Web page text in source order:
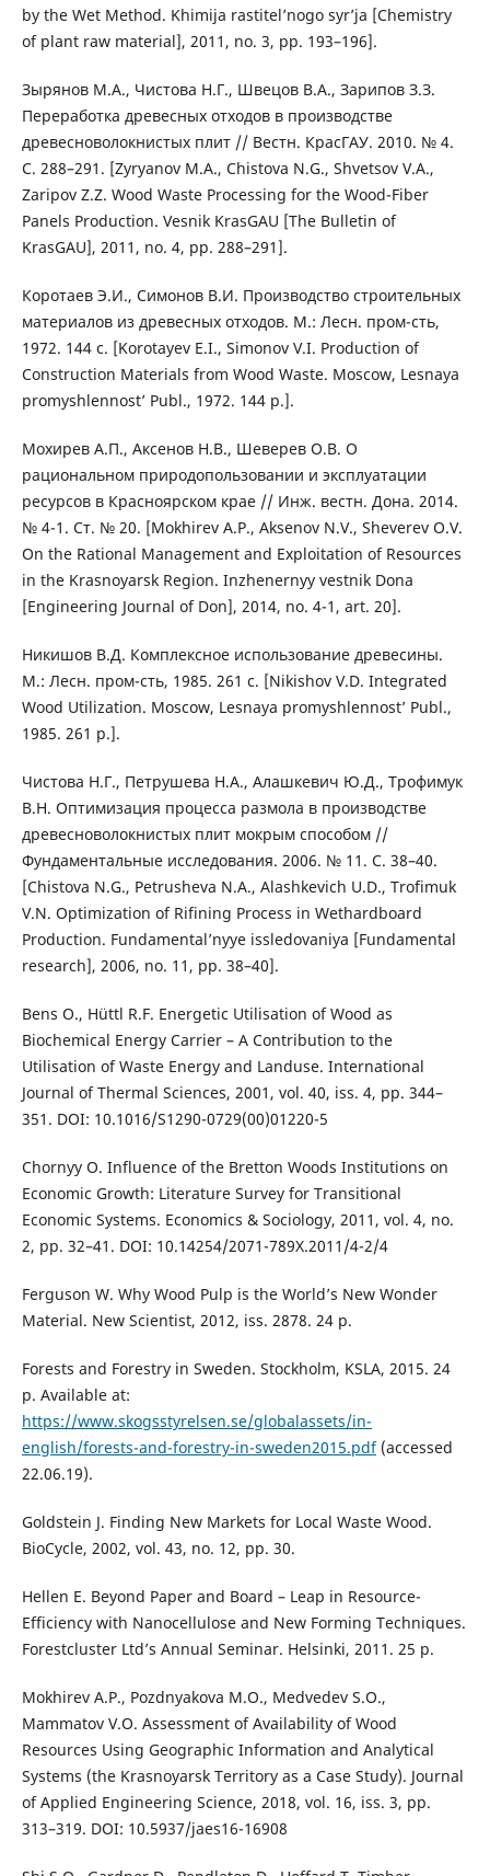
by the Wet Method. Khimija rastitel’nogo syr’ja [Chemistry
of plant raw material], 2011, no. 3, pp. 193–196].
Зырянов М.А., Чистова Н.Г., Швецов В.А., Зарипов З.З.
Переработка древесных отходов в производстве
древесноволокнистых плит // Вестн. КрасГАУ. 2010. № 4.
С. 288–291. [Zyryanov M.A., Chistova N.G., Shvetsov V.A.,
Zaripov Z.Z. Wood Waste Processing for the Wood-Fiber
Panels Production. Vesnik KrasGAU [The Bulletin of
KrasGAU], 2011, no. 4, pp. 288–291].
Коротаев Э.И., Симонов В.И. Производство строительных
материалов из древесных отходов. М.: Лесн. пром-сть,
1972. 144 с. [Korotayev E.I., Simonov V.I. Production of
Construction Materials from Wood Waste. Moscow, Lesnaya
promyshlennost’ Publ., 1972. 144 p.].
Мохирев А.П., Аксенов Н.В., Шеверев О.В. О
рациональном природопользовании и эксплуатации
ресурсов в Красноярском крае // Инж. вестн. Дона. 2014.
№ 4-1. Ст. № 20. [Mokhirev A.P., Aksenov N.V., Sheverev O.V.
On the Rational Management and Exploitation of Resources
in the Krasnoyarsk Region. Inzhenernyy vestnik Dona
[Engineering Journal of Don], 2014, no. 4-1, art. 20].
Никишов В.Д. Комплексное использование древесины.
М.: Лесн. пром-сть, 1985. 261 с. [Nikishov V.D. Integrated
Wood Utilization. Moscow, Lesnaya promyshlennost’ Publ.,
1985. 261 p.].
Чистова Н.Г., Петрушева Н.А., Алашкевич Ю.Д., Трофимук
В.Н. Оптимизация процесса размола в производстве
древесноволокнистых плит мокрым способом //
Фундаментальные исследования. 2006. № 11. С. 38–40.
[Chistova N.G., Petrusheva N.A., Alashkevich U.D., Trofimuk
V.N. Optimization of Rifining Process in Wethardboard
Production. Fundamental’nyye issledovaniya [Fundamental
research], 2006, no. 11, pp. 38–40].
Bens O., Hüttl R.F. Energetic Utilisation of Wood as
Biochemical Energy Carrier – A Contribution to the
Utilisation of Waste Energy and Landuse. International
Journal of Thermal Sciences, 2001, vol. 40, iss. 4, pp. 344–
351. DOI: 10.1016/S1290-0729(00)01220-5
Chornyy O. Influence of the Bretton Woods Institutions on
Economic Growth: Literature Survey for Transitional
Economic Systems. Economics & Sociology, 2011, vol. 4, no.
2, pp. 32–41. DOI: 10.14254/2071-789X.2011/4-2/4
Fergusоn W. Why Wood Pulp is the World’s New Wonder
Material. New Scientist, 2012, iss. 2878. 24 p.
Forests and Forestry in Sweden. Stockholm, KSLA, 2015. 24
p. Available at:
https://www.skogsstyrelsen.se/globalassets/in-
english/forests-and-forestry-in-sweden2015.pdf(accessed
22.06.19).
Goldstein J. Finding New Markets for Local Waste Wood.
BioCycle, 2002, vol. 43, no. 12, pp. 30.
Hellen E. Beyond Paper and Board – Leap in Resource-
Efficiency with Nanocellulose and New Forming Techniques.
Forestcluster Ltd’s Annual Seminar. Helsinki, 2011. 25 p.
Mokhirev A.P., Pozdnyakova M.O., Medvedev S.O.,
Mammatov V.O. Assessment of Availability of Wood
Resources Using Geographic Information and Analytical
Systems (the Krasnoyarsk Territory as a Case Study). Journal
of Applied Engineering Science, 2018, vol. 16, iss. 3, pp.
313–319. DOI: 10.5937/jaes16-16908